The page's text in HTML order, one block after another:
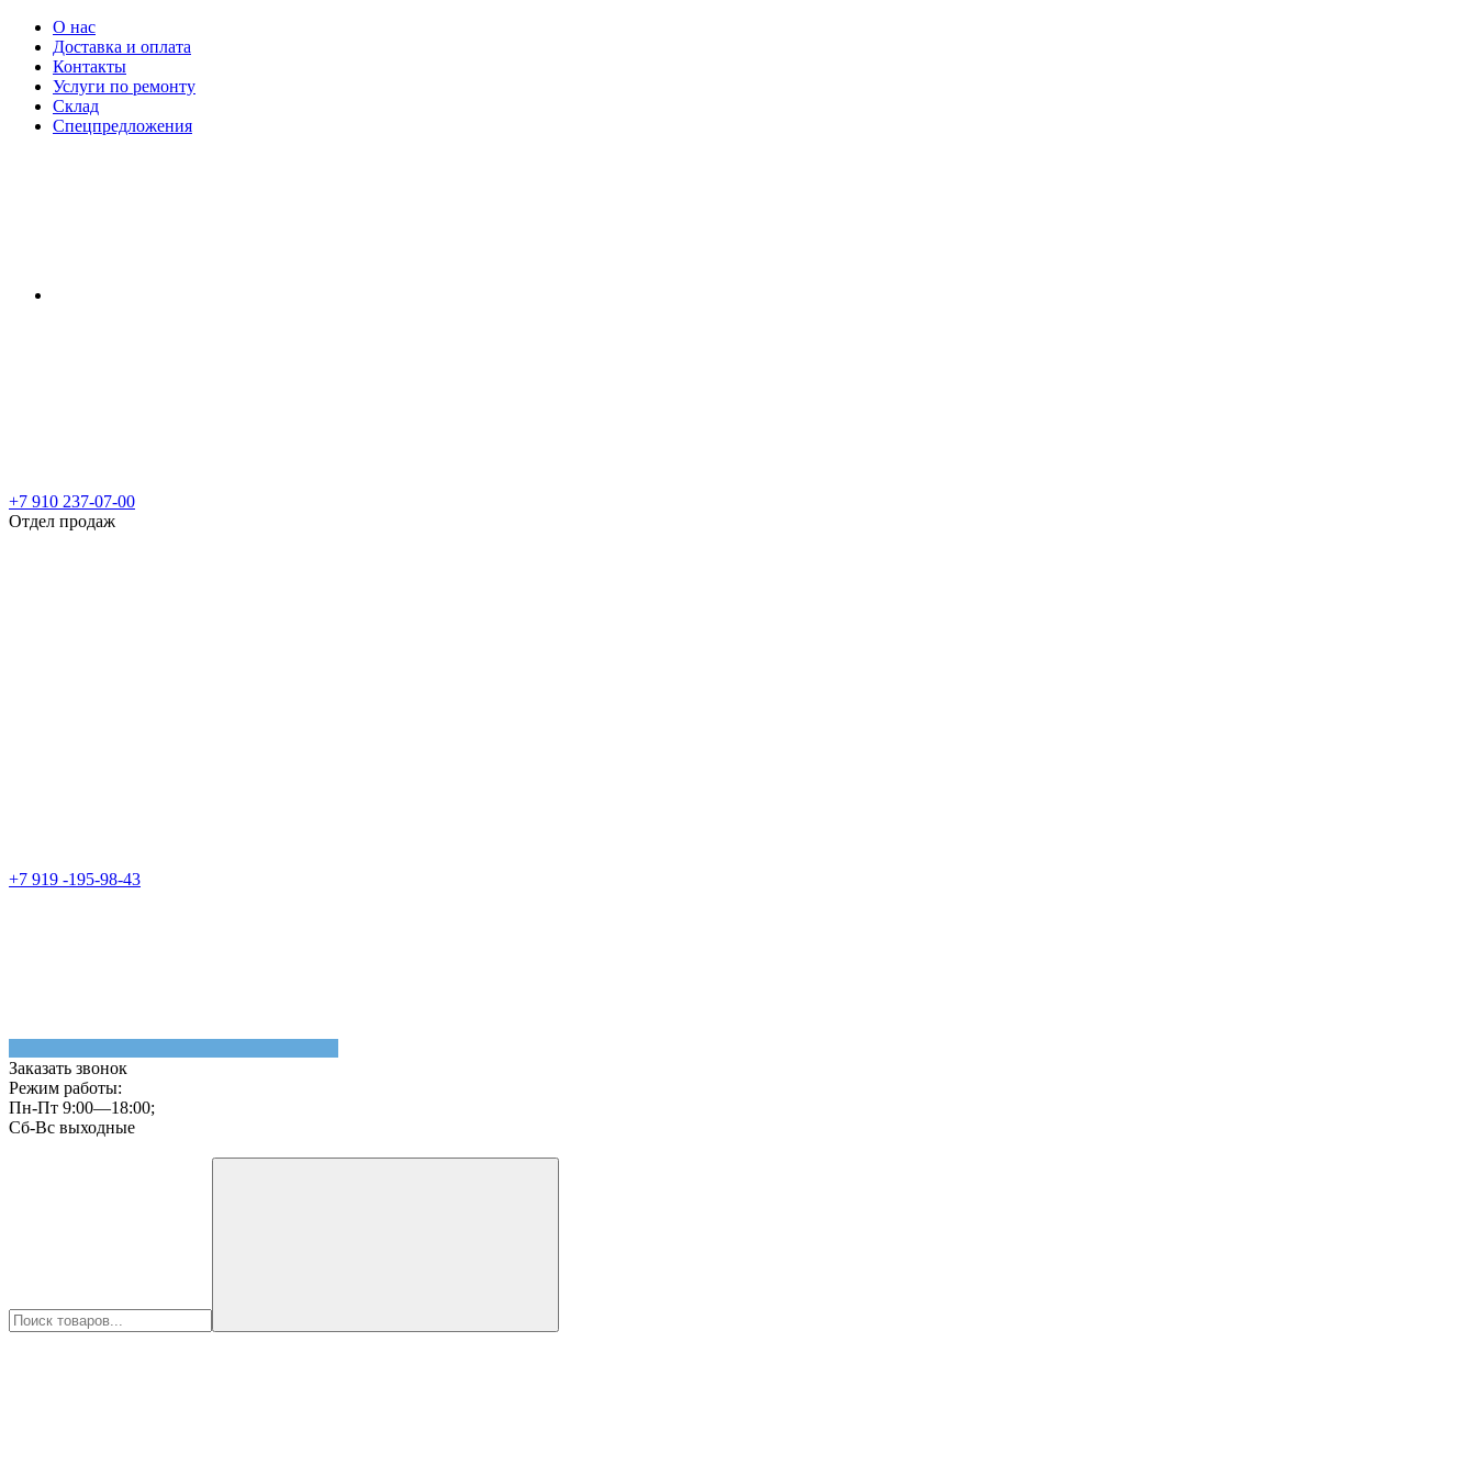
О нас
Доставка и оплата
Контакты
Услуги по ремонту
Склад
Спецпредложения
+7 910 237-07-00
Отдел продаж
+7 919 -195-98-43
Заказать звонок
Режим работы:
Пн-Пт 9:00—18:00;
Сб-Вс выходные